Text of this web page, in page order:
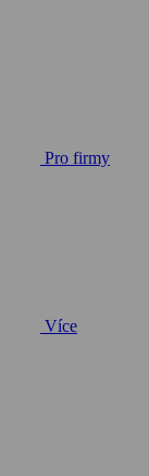
Pro firmy
Více